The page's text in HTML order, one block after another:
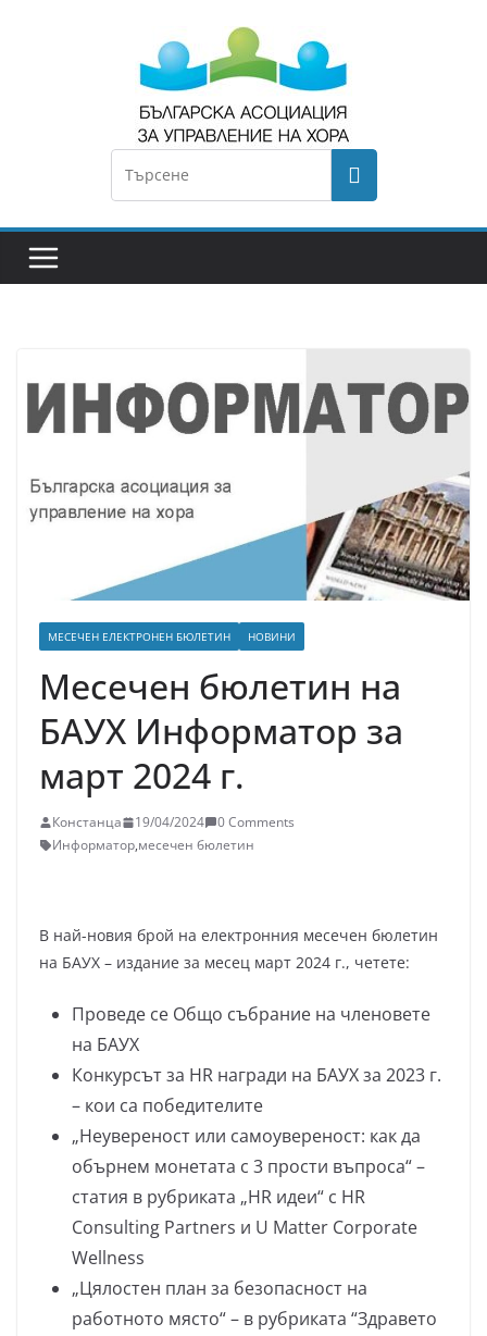
МЕСЕЧЕН ЕЛЕКТРОНЕН БЮЛЕТИН НОВИНИ
Месечен бюлетин на
БАУХ Информатор за
март 2024 г.
Констанца 19/04/2024
0 Comments
Информатор,месечен бюлетин
В най-новия брой на електронния месечен бюлетин
на БАУХ – издание за месец март 2024 г., четете:
Проведе се Общо събрание на членовете
на БАУХ
Конкурсът за HR награди на БАУХ за 2023 г.
– кои са победителите
„Неувереност или самоувереност: как да
обърнем монетата с 3 прости въпроса“ –
статия в рубриката „HR идеи“ с HR
Consulting Partners и U Matter Corporate
Wellness
„Цялостен план за безопасност на
работното място“ – в рубриката “Здравето